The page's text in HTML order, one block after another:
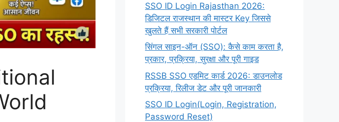
SSO ID Login Rajasthan 2026:
डिजिटल राजस्थान की मास्टर Key जिससे
खुलते हैं सभी सरकारी पोर्टल
सिंगल साइन-ऑन (SSO): कैसे काम करता है,
प्रकार, प्रक्रिया, सुरक्षा और पूरी गाइड
RSSB SSO एडमिट कार्ड 2026: डाउनलोड
प्रक्रिया, रिलीज डेट और पूरी जानकारी
SSO ID Login(Login, Registration,
Password Reset)